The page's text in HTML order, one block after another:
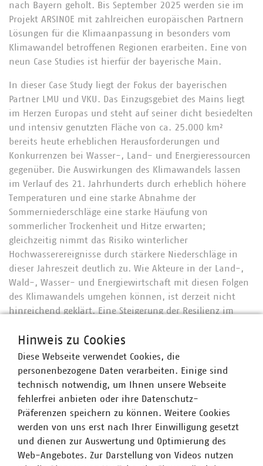
nach Bayern geholt. Bis September 2025 werden sie im
Projekt ARSINOE mit zahlreichen europäischen Partnern
Lösungen für die Klimaanpassung in besonders vom
Klimawandel betroffenen Regionen erarbeiten. Eine von
neun Case Studies ist hierfür der bayerische Main.
In dieser Case Study liegt der Fokus der bayerischen
Partner LMU und VKU. Das Einzugsgebiet des Mains liegt
im Herzen Europas und steht auf seiner dicht besiedelten
und intensiv genutzten Fläche von ca. 25.000 km²
bereits heute erheblichen Herausforderungen und
Konkurrenzen bei Wasser-, Land- und Energieressourcen
gegenüber. Die Auswirkungen des Klimawandels lassen
im Verlauf des 21. Jahrhunderts durch erheblich höhere
Temperaturen und eine starke Abnahme der
Sommerniederschläge eine starke Häufung von
sommerlicher Trockenheit und Hitze erwarten;
gleichzeitig nimmt das Risiko winterlicher
Hochwasserereignisse durch stärkere Niederschläge in
dieser Jahreszeit deutlich zu. Wie Akteure in der Land-,
Wald-, Wasser- und Energiewirtschaft mit diesen Folgen
des Klimawandels umgehen können, ist derzeit nicht
hinreichend geklärt. Eine Steigerung der Resilienz im
diese Herausforderung.
Ziel von ARSINOE ist es, sektor- und
branchenübergreifende Lösungen für die Anpassung an
den Klimawandel zu erarbeiten. Grundlage dafür sind die
vorhanden Datenbasis von Behörden und Unternehmen
der Region sowie bereits existierender Klimasimulationen
mit prozess-basierten, flächendifferenzierten
wissenschaftlichen Modellen. Im Mittelpunkt stehen
verschiedene Stakeholder, die u.a. in einem Living Lab
Hinweis zu Cookies
Diese Webseite verwendet Cookies, die
personenbezogene Daten verarbeiten. Einige sind
technisch notwendig, um Ihnen unsere Webseite
fehlerfrei anbieten oder ihre Datenschutz-
Präferenzen speichern zu können. Weitere Cookies
werden von uns erst nach Ihrer Einwilligung gesetzt
und dienen zur Auswertung und Optimierung des
Web-Angebotes. Zur Darstellung von Videos nutzen